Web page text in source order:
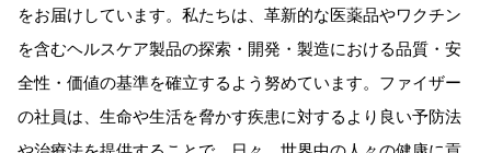
をお届けしています。私たちは、革新的な医薬品やワクチン
を含むヘルスケア製品の探索・開発・製造における品質・安
全性・価値の基準を確立するよう努めています。ファイザー
の社員は、生命や生活を脅かす疾患に対するより良い予防法